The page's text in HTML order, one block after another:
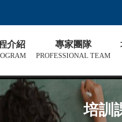
介紹 專家團隊
PROFESSIONAL TEAM
培訓